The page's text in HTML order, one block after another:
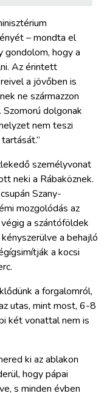
– mondta el
gondolom, hogy a
Az érintett
a jövőben is
ne származzon
dolgonak
nem teszi
személyvonat
neki a Rábaköznek.
Szany-
mozgolódás az
a szántóföldek
a behajló
a kocsi
a forgalomról,
utas, mint most, 6-8
két vonattal nem is
ki az ablakon
hogy pápai
s minden évben